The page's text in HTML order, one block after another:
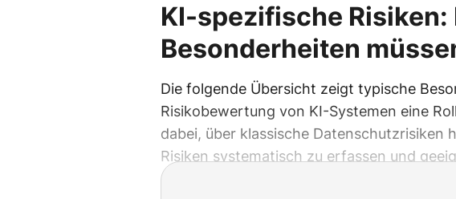
KI-spezifische Risiken:
Besonderheiten
Die folgende Übersicht zeigt typische
Risikobewertung von KI-Systemen eine
dabei, über klassische Datenschutzrisiken
Risiken systematisch zu erfassen und